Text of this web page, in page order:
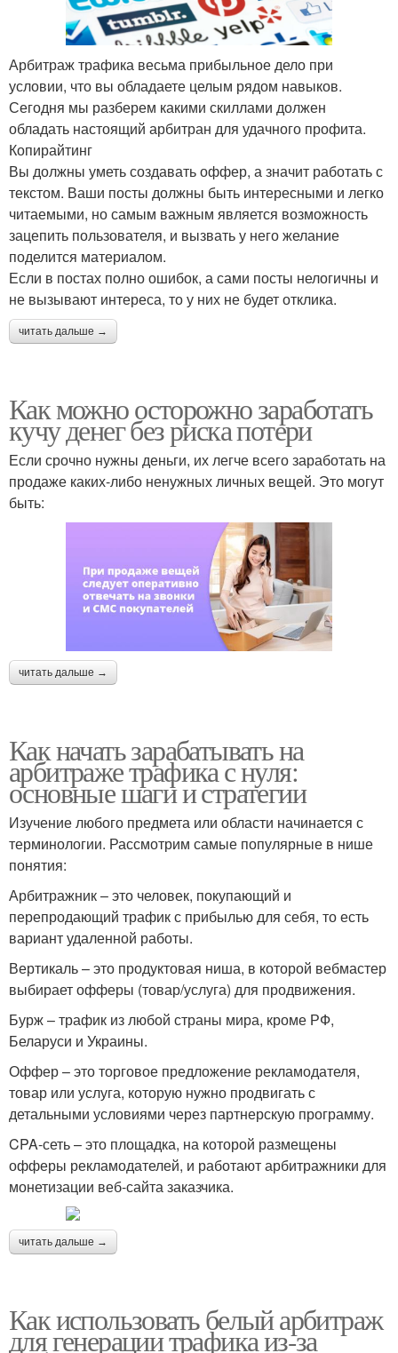
Арбитраж трафика весьма прибыльное дело при
условии, что вы обладаете целым рядом навыков.
Сегодня мы разберем какими скиллами должен
обладать настоящий арбитран для удачного профита.
Копирайтинг
Вы должны уметь создавать оффер, а значит работать с
текстом. Ваши посты должны быть интересными и легко
читаемыми, но самым важным является возможность
зацепить пользователя, и вызвать у него желание
поделится материалом.
Если в постах полно ошибок, а сами посты нелогичны и
не вызывают интереса, то у них не будет отклика.
читать дальше →
Как можно осторожно заработать
кучу денег без риска потери
Если срочно нужны деньги, их легче всего заработать на
продаже каких-либо ненужных личных вещей. Это могут
быть:
читать дальше →
Как начать зарабатывать на
арбитраже трафика с нуля:
основные шаги и стратегии
Изучение любого предмета или области начинается с
терминологии. Рассмотрим самые популярные в нише
понятия:
Арбитражник – это человек, покупающий и
перепродающий трафик с прибылью для себя, то есть
вариант удаленной работы.
Вертикаль – это продуктовая ниша, в которой вебмастер
выбирает офферы (товар/услуга) для продвижения.
Бурж – трафик из любой страны мира, кроме РФ,
Беларуси и Украины.
Оффер – это торговое предложение рекламодателя,
товар или услуга, которую нужно продвигать с
детальными условиями через партнерскую программу.
CPA-сеть – это площадка, на которой размещены
офферы рекламодателей, и работают арбитражники для
монетизации веб-сайта заказчика.
читать дальше →
Как использовать белый арбитраж
для генерации трафика из-за